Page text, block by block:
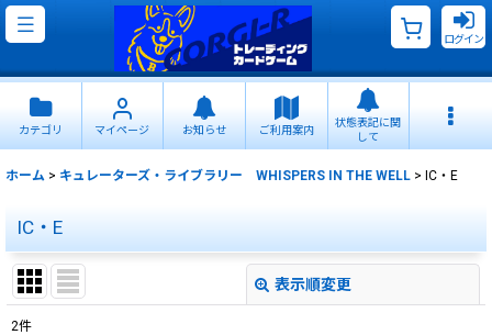
ログイン
カテゴリ マイページ お知らせ ご利用案内
状態表記に関
して
ホーム > キュレーターズ・ライブラリー WHISPERS IN THE WELL > IC・E
IC・E
表示順変更
2件